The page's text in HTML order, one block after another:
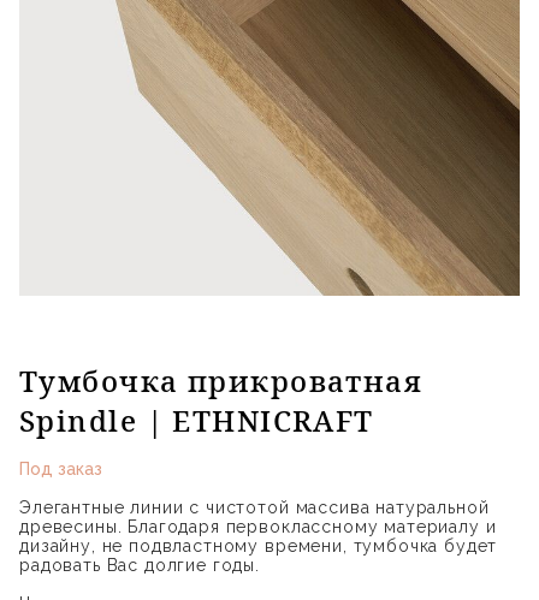
Тумбочка прикроватная
Spindle | ETHNICRAFT
Под заказ
Элегантные линии с чистотой массива натуральной
древесины. Благодаря первоклассному материалу и
дизайну, не подвластному времени, тумбочка будет
радовать Вас долгие годы.